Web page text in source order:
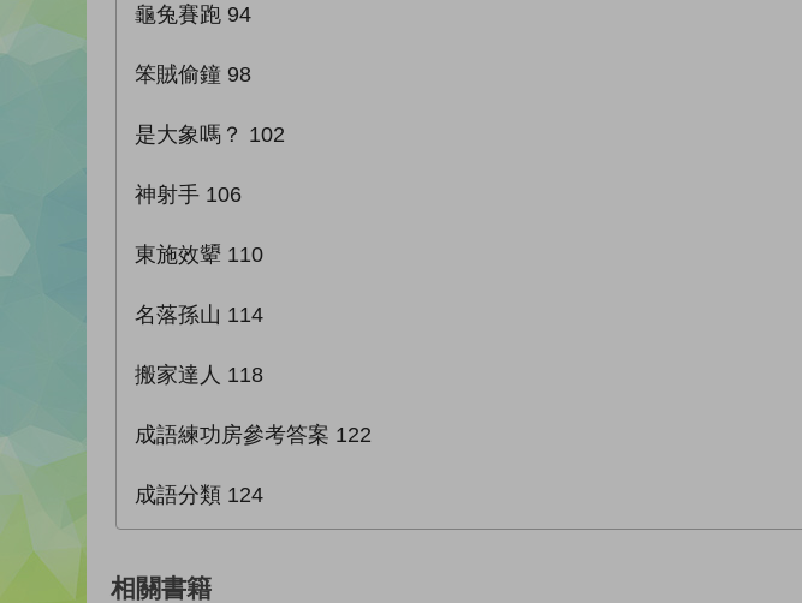
龜兔賽跑 94
笨賊偷鐘 98
是大象嗎？ 102
神射手 106
東施效顰 110
名落孫山 114
搬家達人 118
成語練功房參考答案 122
成語分類 124
相關書籍